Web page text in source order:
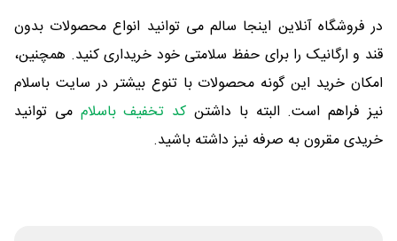
در فروشگاه آنلاین اینجا سالم می توانید انواع محصولات بدون
قند و ارگانیک را برای حفظ سلامتی خود خریداری کنید. همچنین،
امکان خرید این گونه محصولات با تنوع بیشتر در سایت باسلام
نیز فراهم است. البته با داشتن کد تخفیف باسلام می توانید
خریدی مقرون به صرفه نیز داشته باشید.